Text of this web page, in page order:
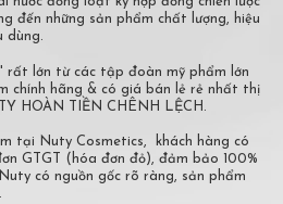
đến những sản phẩm chất lượng, hiệu
dùng.
rất lớn từ các tập đoàn mỹ phẩm lớn
chính hãng & có giá bán lẻ rẻ nhất thị
HOÀN TIỀN CHÊNH LỆCH.
tại Nuty Cosmetics, khách hàng có
GTGT (hóa đơn đỏ), đảm bảo 100%
có nguồn gốc rõ ràng, sản phẩm